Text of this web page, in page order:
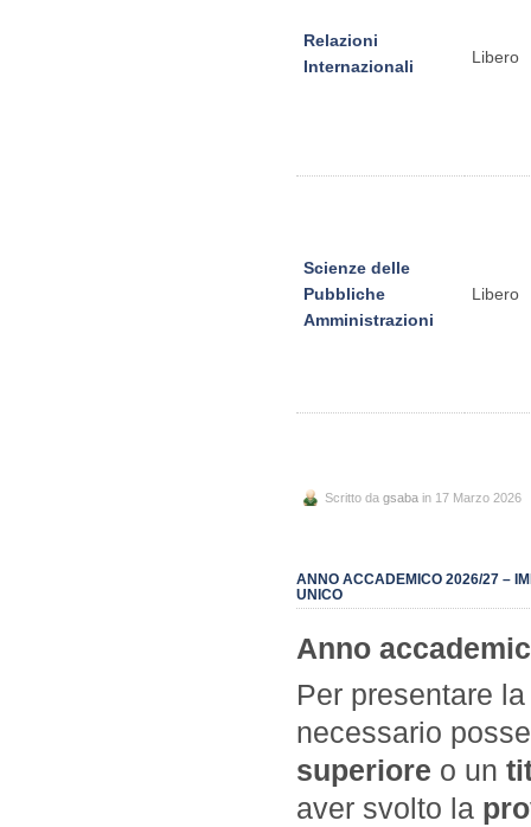
Relazioni
Internazionali
Libero
Scienze delle
Pubbliche
Amministrazioni
Libero
Scritto da gsaba in 17 Marzo 2026
ANNO ACCADEMICO 2026/27 –
UNICO
Anno
Per presentare
necessario
superiore o un
aver svolto la